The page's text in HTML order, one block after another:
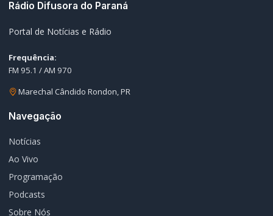
Frequência:
Navegação
Notícias
Podcasts
Sobre Nós
Nossa Equipe
Editorias